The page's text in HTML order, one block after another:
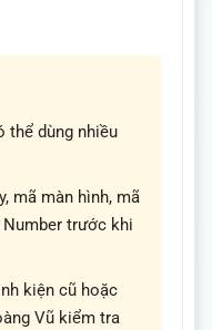
thể dùng nhiều
mã màn hình, mã
trước khi
kiện cũ hoặc
Vũ kiểm tra